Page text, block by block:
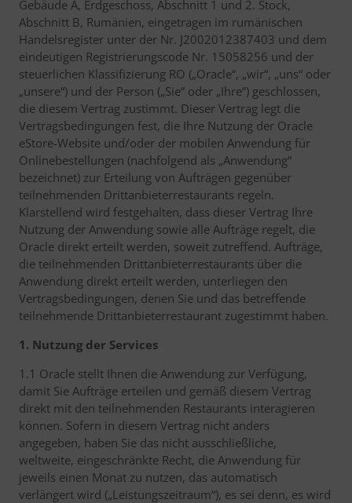
Gebäude A, Erdgeschoss, Abschnitt 1 und 2. Stock,
Abschnitt B, Rumänien, eingetragen im rumänischen
Handelsregister unter der Nr. J2002012387403 und dem
eindeutigen Registrierungscode Nr. 15058256 und der
steuerlichen Klassifizierung RO („Oracle“, „wir“, „uns“ oder
„unsere“) und der Person („Sie“ oder „Ihre“) geschlossen,
die diesem Vertrag zustimmt. Dieser Vertrag legt die
Vertragsbedingungen fest, die Ihre Nutzung der Oracle
eStore-Website und/oder der mobilen Anwendung für
Onlinebestellungen (nachfolgend als „Anwendung“
bezeichnet) zur Erteilung von Aufträgen gegenüber
teilnehmenden Drittanbieterrestaurants regeln.
Klarstellend wird festgehalten, dass dieser Vertrag Ihre
Nutzung der Anwendung sowie alle Aufträge regelt, die
Oracle direkt erteilt werden, soweit zutreffend. Aufträge,
die teilnehmenden Drittanbieterrestaurants über die
Anwendung direkt erteilt werden, unterliegen den
Vertragsbedingungen, denen Sie und das betreffende
teilnehmende Drittanbieterrestaurant zugestimmt haben.
1. Nutzung der Services
1.1 Oracle stellt Ihnen die Anwendung zur Verfügung,
damit Sie Aufträge erteilen und gemäß diesem Vertrag
direkt mit den teilnehmenden Restaurants interagieren
können. Sofern in diesem Vertrag nicht anders
angegeben, haben Sie das nicht ausschließliche,
weltweite, eingeschränkte Recht, die Anwendung für
jeweils einen Monat zu nutzen, das automatisch
verlängert wird („Leistungszeitraum“), es sei denn, es wird